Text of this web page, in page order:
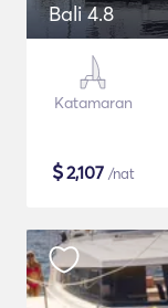
Bali 4.8
Katamaran
$2,107 /nat